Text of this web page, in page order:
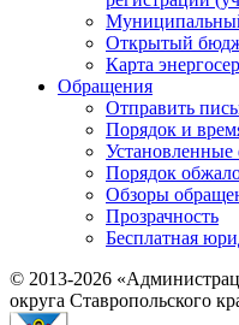
Открытый
Карта
Обращения
Отправить
Порядок и
Порядок
Обзоры
Прозрачность
Бесплатная
© 2013-2026
округа Ставропольского